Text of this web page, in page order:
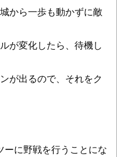
から一歩も動かずに敵
が変化したら、待機し
が出るので、それをク
に野戦を行うことにな